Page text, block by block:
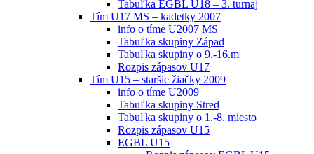
Tabuľka EGBL U18 – 3. turnaj
Tím U17 MS – kadetky 2007
info o tíme U2007 MS
Tabuľka skupiny Západ
Tabuľka skupiny o 9.-16.m
Rozpis zápasov U17
Tím U15 – staršie žiačky 2009
info o tíme U2009
Tabuľka skupiny Stred
Tabuľka skupiny o 1.-8. miesto
Rozpis zápasov U15
EGBL U15